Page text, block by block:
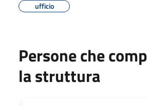
ufficio
Persone che
la struttura